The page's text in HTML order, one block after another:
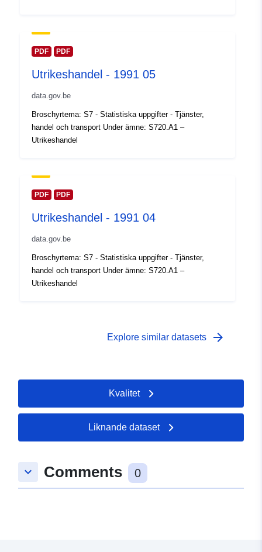
Spatial:
[ 2.54, 49.49 ], [ 2.54, 51.51 ]
Typ:
Polygon
Identifierare:
- 31 December 1991
PDF PDF
Utrikeshandel - 1991 05
data.gov.be
Broschyrtema: S7 - Statistiska uppgifter - Tjänster,
handel och transport Under ämne: S720.A1 –
Utrikeshandel
PDF PDF
Utrikeshandel - 1991 04
data.gov.be
Broschyrtema: S7 - Statistiska uppgifter - Tjänster,
handel och transport Under ämne: S720.A1 –
Utrikeshandel
Explore similar datasets arrow_forward
Kvalitet
Liknande dataset
keyboard_arrow_down Comments 0